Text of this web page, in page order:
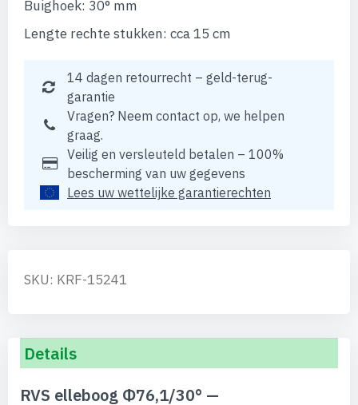
Buighoek: 30° mm
Lengte rechte stukken: cca 15 cm
14 dagen retourrecht – geld-terug-
garantie
Vragen? Neem contact op, we helpen
graag.
Veilig en versleuteld betalen – 100%
bescherming van uw gegevens
Lees uw wettelijke garantierechten
SKU: KRF-15241
Details
RVS elleboog Φ76,1/30° —